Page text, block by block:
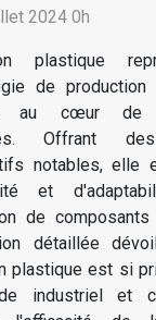
2024 0h
plastique
de production
au cœur de
Offrant
notables, elle
et
de
détaillée
plastique est si
industriel et